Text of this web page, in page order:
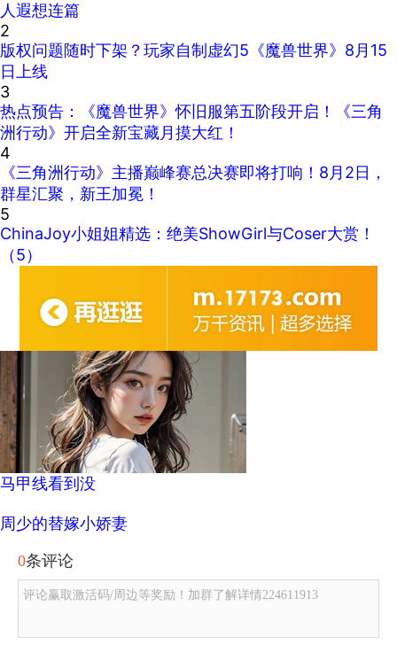
人遐想连篇
2
版权问题随时下架？玩家自制虚幻5《魔兽世界》8月15
日上线
3
热点预告：《魔兽世界》怀旧服第五阶段开启！《三角
洲行动》开启全新宝藏月摸大红！
4
《三角洲行动》主播巅峰赛总决赛即将打响！8月2日，
群星汇聚，新王加冕！
5
ChinaJoy小姐姐精选：绝美ShowGirl与Coser大赏！
（5）
马甲线看到没
周少的替嫁小娇妻
0条评论
评论赢取激活码/周边等奖励！加群了解详情224611913